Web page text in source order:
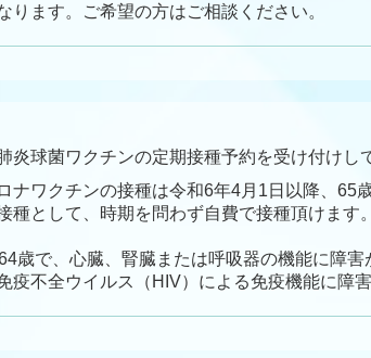
ります。ご希望の方はご相談ください。
炎球菌ワクチンの定期接種予約を受け付け
ナワクチンの接種は令和6年4月1日以降、
種として、時期を問わず自費で接種頂けます
歳で、心臓、腎臓または呼吸器の機能に障
全ウイルス（HIV）による免疫機能に障害